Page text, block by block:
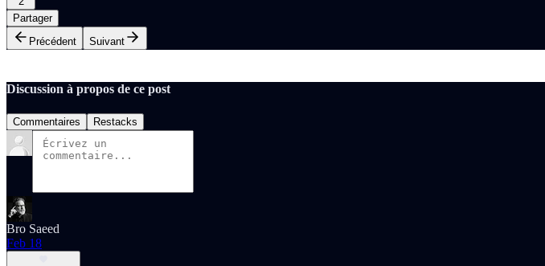
Partager
Précédent
Suivant
Discussion à propos de ce post
Commentaires Restacks
Bro Saeed
Feb 18